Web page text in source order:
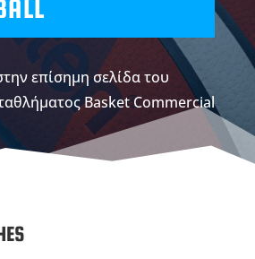
επίσημη σελίδα του
Basket Commercial